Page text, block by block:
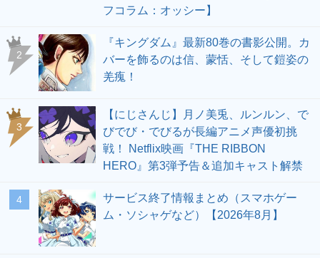
フコラム：オッシー】
2
『キングダム』最新80巻の書影公開。カ
バーを飾るのは信、蒙恬、そして鎧姿の
羌瘣！
3
【にじさんじ】月ノ美兎、ルンルン、で
びでび・でびるが長編アニメ声優初挑
戦！ Netflix映画『THE RIBBON
HERO』第3弾予告＆追加キャスト解禁
4
サービス終了情報まとめ（スマホゲー
ム・ソシャゲなど）【2026年8月】